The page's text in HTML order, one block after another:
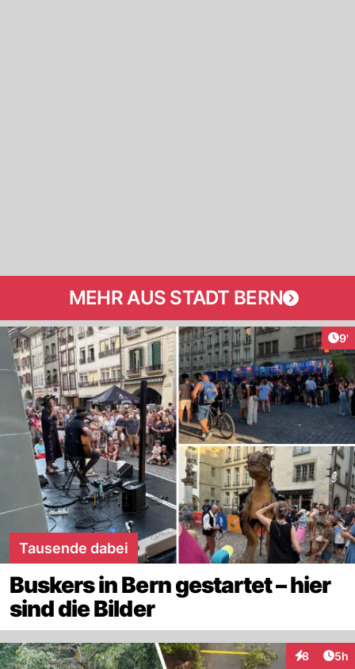
MEHR AUS STADT BERN
9'
Tausende dabei
Buskers in Bern gestartet – hier
sind die Bilder
8 5h